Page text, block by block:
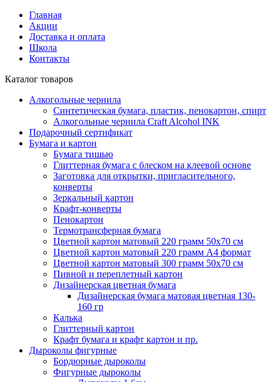
Главная
Акции
Доставка и оплата
Школа
Контакты
Каталог товаров
Алкогольные чернила
Синтетическая бумага, пластик, пенокартон, спирт
Алкогольные чернила Craft Alcohol INK
Подарочный сертификат
Бумага и картон
Бумага тишью
Глиттерная бумага с блеском на клеевой основе
Заготовка для открытки, пригласительного,
конверты
Зеркальный картон
Крафт-конверты
Пенокартон
Термотрансферная бумага
Цветной картон матовый 220 грамм 50х70 см
Цветной картон матовый 220 грамм A4 формат
Цветной картон матовый 300 грамм 50х70 см
Пивной и переплетный картон
Дизайнерская цветная бумага
Дизайнерская бумага матовая цветная 130-
160 гр
Калька
Глиттерный картон
Крафт бумага и крафт картон и пр.
Дыроколы фигурные
Бордюрные дыроколы
Фигурные дыроколы